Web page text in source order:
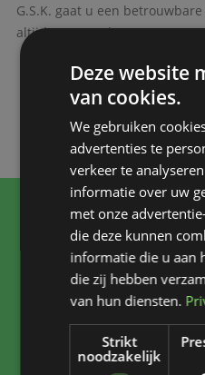
G.S.K. gaat u een
altijd op ons rekenen.
Jouw
en span
regelt het!
Neem vrijblijvend contact
samen naar de
Deze website
van cookies.
We gebruiken
advertenties te
verkeer te
informatie over uw
met onze
die deze kunnen
informatie die u aan
die zij hebben
van hun diensten.
Strikt
noodzakelijk